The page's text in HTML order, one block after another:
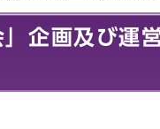
企画及び運